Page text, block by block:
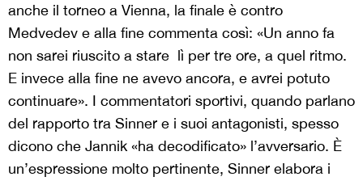
anche il torneo a Vienna, la finale è contro
Medvedev e alla fine commenta così: «Un anno fa
non sarei riuscito a stare lì per tre ore, a quel ritmo.
E invece alla fine ne avevo ancora, e avrei potuto
continuare». I commentatori sportivi, quando parlano
del rapporto tra Sinner e i suoi antagonisti, spesso
dicono che Jannik «ha decodificato» l’avversario. È
un’espressione molto pertinente, Sinner elabora i